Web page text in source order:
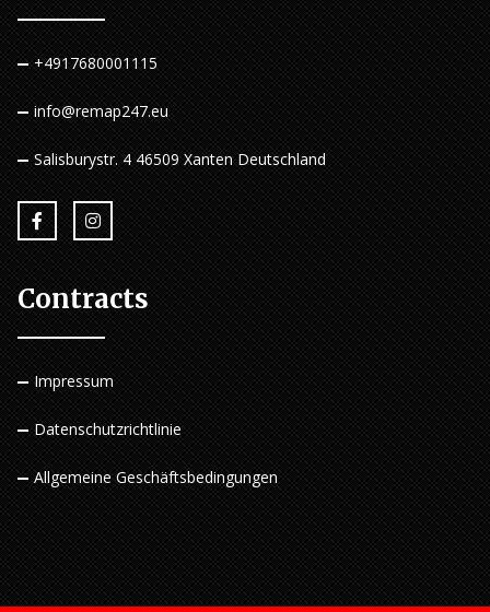
+4917680001115
info@remap247.eu
Salisburystr. 4 46509 Xanten Deutschland
Contracts
Impressum
Datenschutzrichtlinie
Allgemeine Geschäftsbedingungen